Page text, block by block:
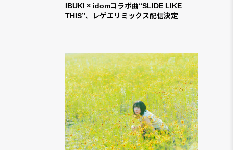
IBUKI × idomコラボ曲“SLIDE LIKE
THIS”、レゲエリミックス配信決定